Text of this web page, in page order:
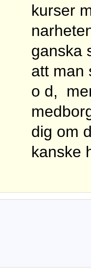
kurser
ganska
att man
o d,
dig om
kanske